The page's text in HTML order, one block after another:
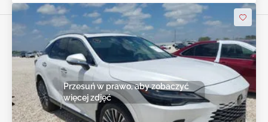
Przesuń w prawo, aby zobaczyć
więcej zdjęć